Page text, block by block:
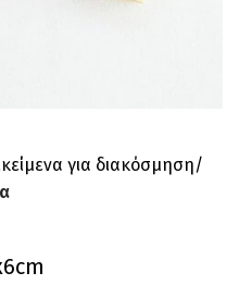
για διακόσμηση